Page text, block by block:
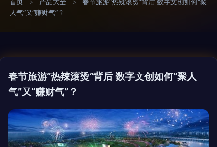
首页 > 产品大全 >
春节旅游“热辣滚烫”背后 数字文创如何“聚
人气”又“赚财气”？
春节旅游“热辣滚烫”背后 数字文创如何“聚人
气”又“赚财气”？